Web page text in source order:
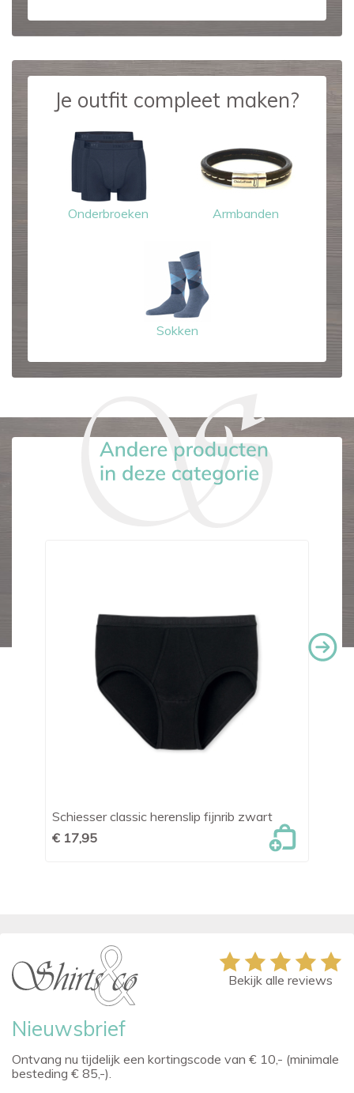
Je outfit compleet maken?
Onderbroeken Armbanden
Sokken
Schiesser classic herenslip fijnrib zwart
€ 17,95
Nieuwsbrief
Ontvang nu tijdelijk een kortingscode van € 10,- (minimale
besteding € 85,-).
Bekijk alle reviews